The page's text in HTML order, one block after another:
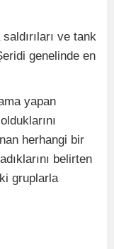
ve tank
genelinde en
yapan
herhangi bir
belirten
gruplarla